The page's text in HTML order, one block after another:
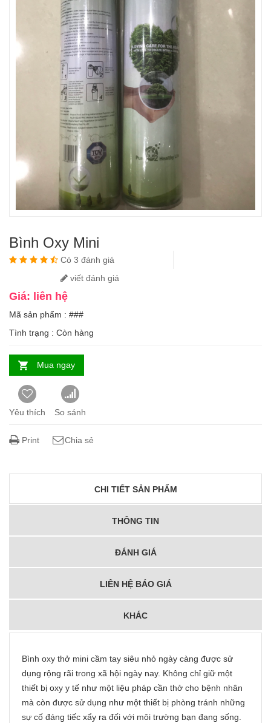
Bình Oxy Mini
Có 3 đánh giá
viết đánh giá
Giá: liên hệ
Mã sản phẩm : ###
Tình trạng : Còn hàng
Mua ngay
Yêu thích So sánh
Print Chia sẻ
CHI TIẾT SẢN PHẨM
THÔNG TIN
ĐÁNH GIÁ
LIÊN HỆ BÁO GIÁ
KHÁC
Bình oxy thở mini cầm tay siêu nhỏ ngày càng được sử
dụng rộng rãi trong xã hội ngày nay. Không chỉ giữ một
thiết bị oxy y tế như một liệu pháp cần thở cho bệnh nhân
mà còn được sử dụng như một thiết bị phòng tránh những
sự cố đáng tiếc xẩy ra đối với môi trường bạn đang sống.